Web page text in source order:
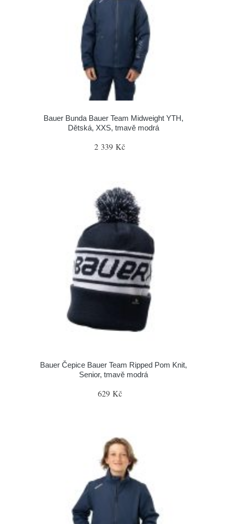
Bauer Bunda Bauer Team Midweight YTH,
Dětská, XXS, tmavě modrá
2 339 Kč
Bauer Čepice Bauer Team Ripped Pom Knit,
Senior, tmavě modrá
629 Kč